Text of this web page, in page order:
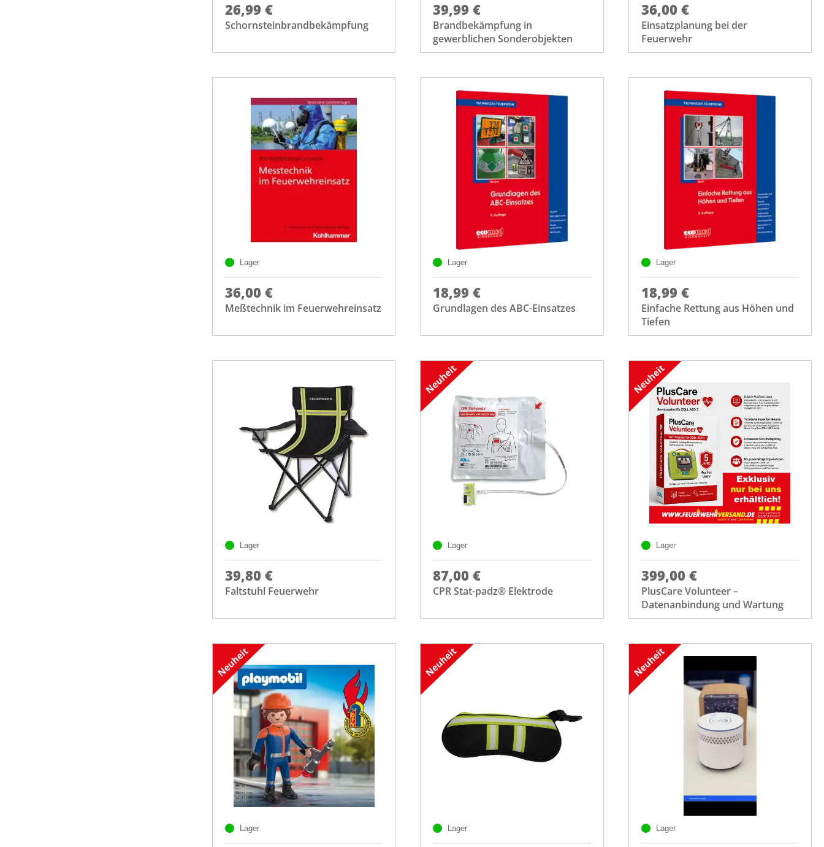
26,99 €
Schornsteinbrandbekämpfung
39,99 €
Brandbekämpfung in
gewerblichen Sonderobjekten
36,00 €
Einsatzplanung bei der
Feuerwehr
Lager
36,00 €
Meßtechnik im Feuerwehreinsatz
Lager
18,99 €
Grundlagen des ABC-Einsatzes
Lager
18,99 €
Einfache Rettung aus Höhen und
Tiefen
Lager
39,80 €
Faltstuhl Feuerwehr
Lager
87,00 €
CPR Stat-padz® Elektrode
Lager
399,00 €
PlusCare Volunteer –
Datenanbindung und Wartung
Lager Lager Lager